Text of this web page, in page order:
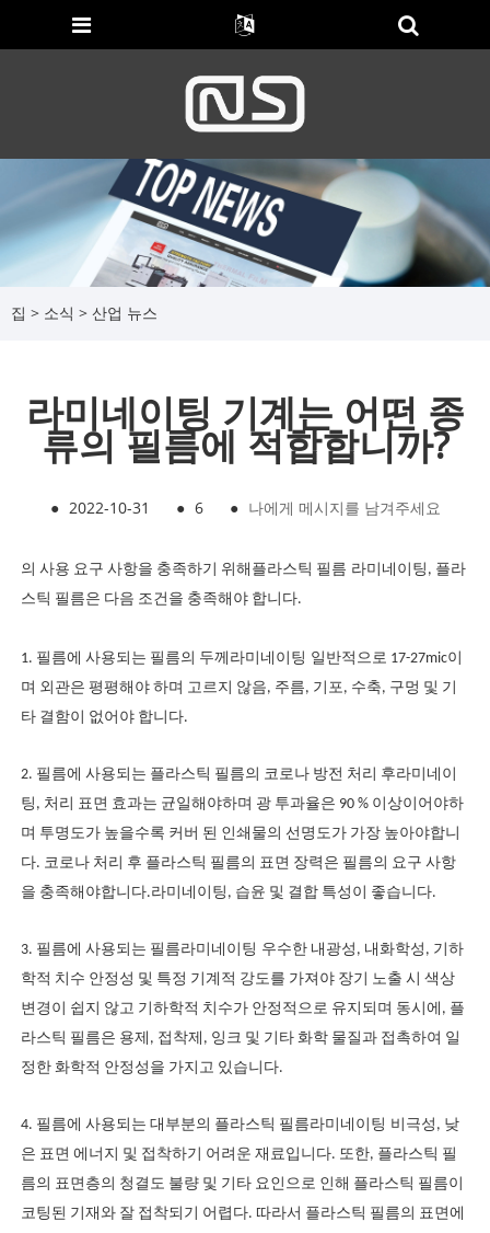
집 > 소식 > 산업 뉴스
라미네이팅 기계는 어떤 종
류의 필름에 적합합니까?
● 2022-10-31 ● 6 ● 나에게 메시지를 남겨주세요
의 사용 요구 사항을 충족하기 위해 플라스틱 필름 라미네이팅 , 플라
스틱 필름은 다음 조건을 충족해야 합니다.
1. 필름에 사용되는 필름의 두께 라미네이팅 일반적으로 17-27mic이
며 외관은 평평해야 하며 고르지 않음, 주름, 기포, 수축, 구멍 및 기
타 결함이 없어야 합니다.
2. 필름에 사용되는 플라스틱 필름의 코로나 방전 처리 후라미네이
팅 , 처리 표면 효과는 균일해야하며 광 투과율은 90 % 이상이어야하
며 투명도가 높을수록 커버 된 인쇄물의 선명도가 가장 높아야합니
다. 코로나 처리 후 플라스틱 필름의 표면 장력은 필름의 요구 사항
을 충족해야합니다.라미네이팅 , 습윤 및 결합 특성이 좋습니다.
3. 필름에 사용되는 필름라미네이팅 우수한 내광성, 내화학성, 기하
학적 치수 안정성 및 특정 기계적 강도를 가져야 장기 노출 시 색상
변경이 쉽지 않고 기하학적 치수가 안정적으로 유지되며 동시에, 플
라스틱 필름은 용제, 접착제, 잉크 및 기타 화학 물질과 접촉하여 일
정한 화학적 안정성을 가지고 있습니다.
4. 필름에 사용되는 대부분의 플라스틱 필름라미네이팅 비극성, 낮
은 표면 에너지 및 접착하기 어려운 재료입니다. 또한, 플라스틱 필
름의 표면층의 청결도 불량 및 기타 요인으로 인해 플라스틱 필름이
코팅된 기재와 잘 접착되기 어렵다. 따라서 플라스틱 필름의 표면에